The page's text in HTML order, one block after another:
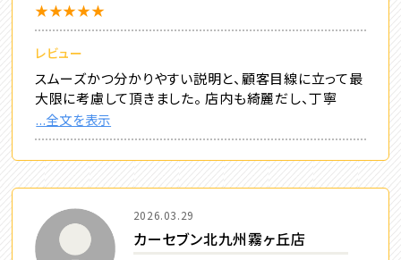
★★★★★
レビュー
スムーズかつ分かりやすい説明と、顧客目線に立って最
大限に考慮して頂きました。 店内も綺麗だし、丁寧
...全文を表示
2026.03.29
カーセブン北九州霧ヶ丘店